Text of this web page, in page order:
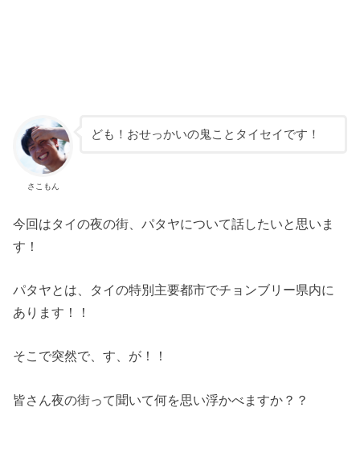
さこもん
ども！おせっかいの鬼ことタイセイです！
今回はタイの夜の街、パタヤについて話したいと思いま
す！
パタヤとは、タイの特別主要都市でチョンブリー県内に
あります！！
そこで突然で、す、が！！
皆さん夜の街って聞いて何を思い浮かべますか？？